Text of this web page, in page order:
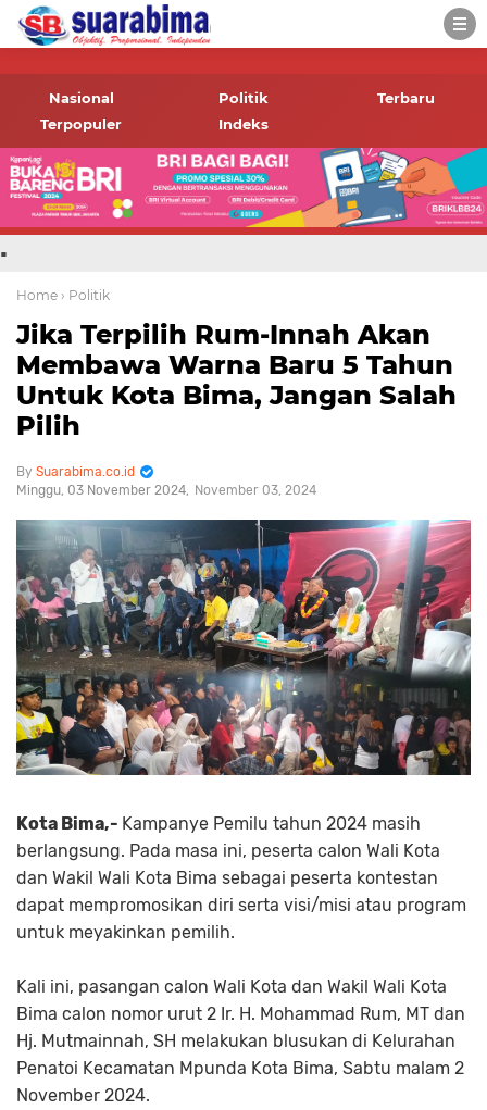
-->
informasi terbaru tentang
Bima dan daerah sekitar
Nasional Politik
Terbaru
Terpopuler
Indeks
.
Home › Politik
Jika Terpilih Rum-Innah Akan
Membawa Warna Baru 5 Tahun
Untuk Kota Bima, Jangan Salah
Pilih
Suarabima.co.id
Minggu, 03 November 2024
November 03, 2024
Kota Bima,- Kampanye Pemilu tahun 2024 masih
berlangsung. Pada masa ini, peserta calon Wali Kota
dan Wakil Wali Kota Bima sebagai peserta kontestan
dapat mempromosikan diri serta visi/misi atau program
untuk meyakinkan pemilih.
Kali ini, pasangan calon Wali Kota dan Wakil Wali Kota
Bima calon nomor urut 2 Ir. H. Mohammad Rum, MT dan
Hj. Mutmainnah, SH melakukan blusukan di Kelurahan
Penatoi Kecamatan Mpunda Kota Bima, Sabtu malam 2
November 2024.